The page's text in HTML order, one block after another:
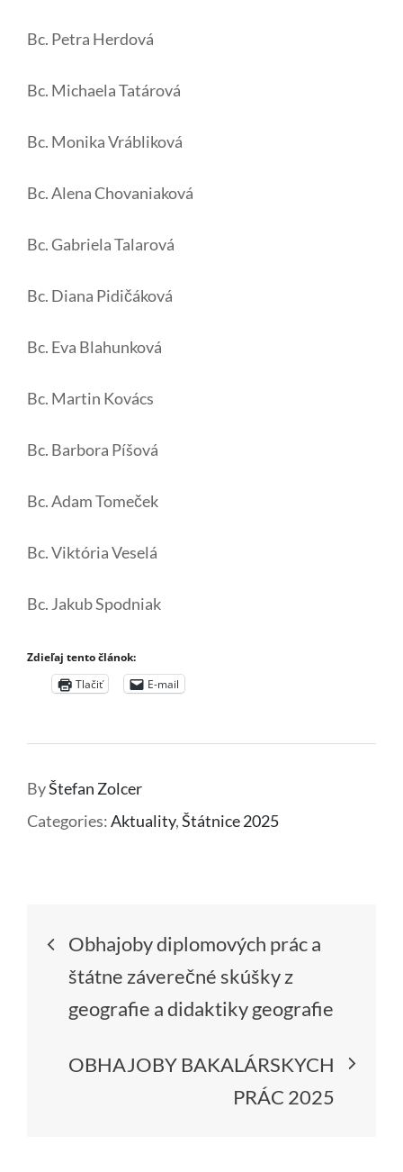
Bc. Petra Herdová
Bc. Michaela Tatárová
Bc. Monika Vrábliková
Bc. Alena Chovaniaková
Bc. Gabriela Talarová
Bc. Diana Pidičáková
Bc. Eva Blahunková
Bc. Martin Kovács
Bc. Barbora Píšová
Bc. Adam Tomeček
Bc. Viktória Veselá
Bc. Jakub Spodniak
Zdieľaj tento článok:
Tlačiť
E-mail
ByŠtefan Zolcer
Categories:Aktuality,Štátnice 2025
Navigácia
článku
Obhajoby diplomových prác a
štátne záverečné skúšky z
geografie a didaktiky geografie
OBHAJOBY BAKALÁRSKYCH
PRÁC 2025